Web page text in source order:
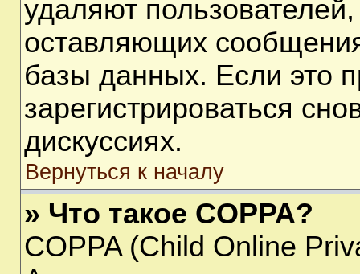
удаляют
оставляющих
базы данных. Если это
зарегистрироваться
дискуссиях.
Вернуться к началу
» Что такое COPPA?
COPPA (Child Online